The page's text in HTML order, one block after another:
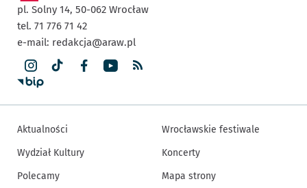
pl. Solny 14, 50-062 Wrocław
tel. 71 776 71 42
e-mail: redakcja@araw.pl
Aktualności
Wydział Kultury
Polecamy
Wrocławskie festiwale
Koncerty
Mapa strony